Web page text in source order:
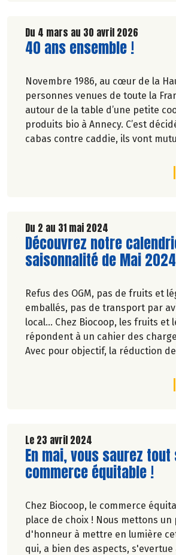
Du 4 mars au 30 avril 2026
Lire la suite de l'article
40 ans ensemble !
Novembre 1986, au cœur de la
personnes venues de toute la
autour de la table d’une petite
produits bio à Annecy. C’est
cabas contre caddie, ils vont
Du 2 au 31 mai 2024
Lire la suite de l'article
Découvrez notre
saisonnalité de Mai
Refus des OGM, pas de fruits et
emballés, pas de transport par
local… Chez Biocoop, les fruits et
répondent à un cahier des
Avec pour objectif, la réduction
l’environnement. Parce que
de qualité rime avec respect de la
Découvrez celui de Mai 2024 !
Le 23 avril 2024
Lire la suite de l'article
En mai, vous saurez
commerce équitable !
Chez Biocoop, le commerce
place de choix ! Nous mettons un
d'honneur à mettre en lumière
qui, a bien des aspects,